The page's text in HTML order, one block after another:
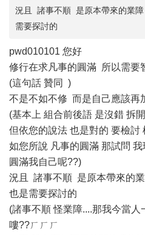
況且 諸事不順 是原本帶來的業
需要探討的
pwd010101 您好
修行在求凡事的圓滿 所以需要
(這句話 贊同
)
不是不如不修 而是自己應該再
(基本上 組合前後語 是沒錯 拆
但依您的說法 也是對的 要檢討
如您所說 凡事的圓滿 那試問
圓滿我自己呢??)
況且 諸事不順 是原本帶來的
也是需要探討的
(諸事不順 怪業障....那我今當人
嘍??ㄏㄏㄏ